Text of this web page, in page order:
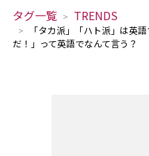
タグ一覧 TRENDS
「タカ派」「ハト派」は英
だ！」って英語でなんて言う？